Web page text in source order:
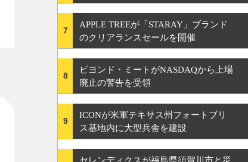
7
APPLE TREEが「STARAY」ブランド
のクリアランスセールを開催
8
ビヨンド・ミートがNASDAQから上場
廃止の警告を受領
9
ICONが米軍テキサス州フォートブリ
ス基地内に大型兵舎を建設